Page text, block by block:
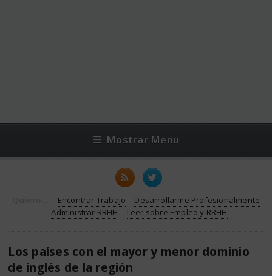
Mostrar Menu
Encontrar Trabajo
Desarrollarme Profesionalmente
Administrar RRHH
Leer sobre Empleo y RRHH
Los países con el mayor y menor dominio
de inglés de la región